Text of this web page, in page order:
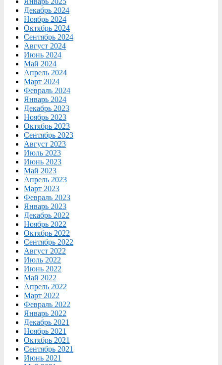
Декабрь 2024
Ноябрь 2024
Октябрь 2024
Сентябрь 2024
Август 2024
Июнь 2024
Май 2024
Апрель 2024
Март 2024
Февраль 2024
Январь 2024
Декабрь 2023
Ноябрь 2023
Октябрь 2023
Сентябрь 2023
Август 2023
Июль 2023
Июнь 2023
Май 2023
Апрель 2023
Март 2023
Февраль 2023
Январь 2023
Декабрь 2022
Ноябрь 2022
Октябрь 2022
Сентябрь 2022
Август 2022
Июль 2022
Июнь 2022
Май 2022
Апрель 2022
Март 2022
Февраль 2022
Январь 2022
Декабрь 2021
Ноябрь 2021
Октябрь 2021
Сентябрь 2021
Июнь 2021